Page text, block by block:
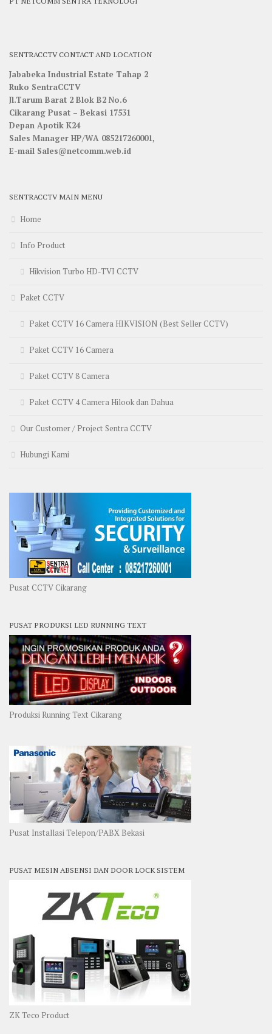
SENTRACCTV CONTACT AND LOCATION
Jababeka Industrial Estate Tahap 2
Ruko SentraCCTV
Jl.Tarum Barat 2 Blok B2 No.6
Cikarang Pusat – Bekasi 17531
Depan Apotik K24
Sales Manager HP/WA 085217260001,
E-mail Sales@netcomm.web.id
SENTRACCTV MAIN MENU
Home
Info Product
Hikvision Turbo HD-TVI CCTV
Paket CCTV
Paket CCTV 16 Camera HIKVISION (Best Seller CCTV)
Paket CCTV 16 Camera
Paket CCTV 8 Camera
Paket CCTV 4 Camera Hilook dan Dahua
Our Customer / Project Sentra CCTV
Hubungi Kami
Pusat CCTV Cikarang
PUSAT PRODUKSI LED RUNNING TEXT
Produksi Running Text Cikarang
Pusat Installasi Telepon/PABX Bekasi
PUSAT MESIN ABSENSI DAN DOOR LOCK SISTEM
ZK Teco Product